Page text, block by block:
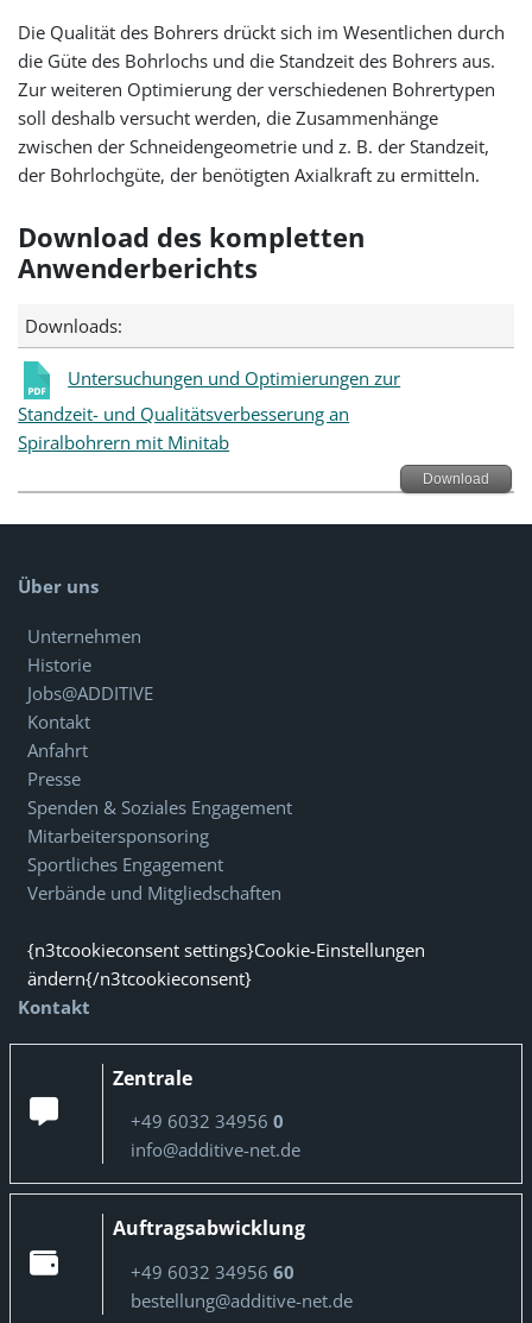
Die Qualität des Bohrers drückt sich im Wesentlichen durch
die Güte des Bohrlochs und die Standzeit des Bohrers aus.
Zur weiteren Optimierung der verschiedenen Bohrertypen
soll deshalb versucht werden, die Zusammenhänge
zwischen der Schneidengeometrie und z. B. der Standzeit,
der Bohrlochgüte, der benötigten Axialkraft zu ermitteln.
Download des kompletten
Anwenderberichts
Downloads:
Untersuchungen und Optimierungen zur
Standzeit- und Qualitätsverbesserung an
Spiralbohrern mit Minitab
Download
Über uns
Unternehmen
Historie
Jobs@ADDITIVE
Kontakt
Anfahrt
Presse
Spenden & Soziales Engagement
Mitarbeitersponsoring
Sportliches Engagement
Verbände und Mitgliedschaften
{n3tcookieconsent settings}Cookie-Einstellungen
ändern{/n3tcookieconsent}
Kontakt
Zentrale
+49 6032 34956 0
info@additive-net.de
Auftragsabwicklung
+49 6032 34956 60
bestellung@additive-net.de